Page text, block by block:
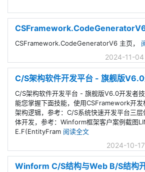
CSFramework.CodeGeneratorV6 主页，
2024-11-
C/S架构软件开发平台 - 旗舰版
C/S架构软件开发平台 - 旗舰版V6.0开发者
能您掌握下面技能，使用CSFramework开
架构逻辑，参考：C/S系统快速开发平台三
体开发，参考：Winform框架客户案例截图
E.F(EntityFram 阅读全文
2024-10-
Winform C/S结构与Web B/S结构